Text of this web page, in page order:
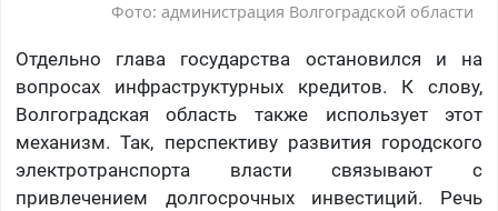
Фото: администрация Волгоградской области
Отдельно глава государства остановился и на
вопросах инфраструктурных кредитов. К слову,
Волгоградская область также использует этот
механизм. Так, перспективу развития городского
электротранспорта власти связывают с
привлечением долгосрочных инвестиций. Речь